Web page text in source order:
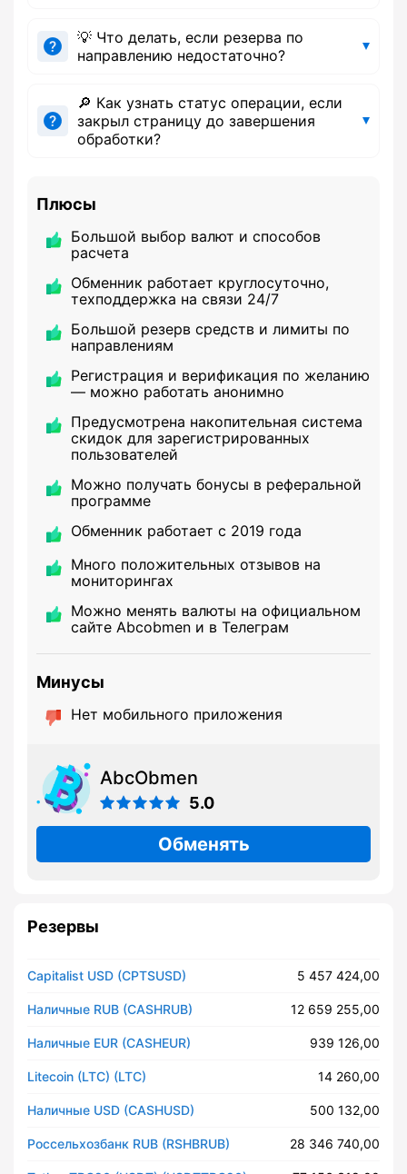
💡 Что делать, если резерва по
направлению недостаточно?
🔎 Как узнать статус операции, если
закрыл страницу до завершения
обработки?
Плюсы
Большой выбор валют и способов
расчета
Обменник работает круглосуточно,
техподдержка на связи 24/7
Большой резерв средств и лимиты по
направлениям
Регистрация и верификация по желанию
— можно работать анонимно
Предусмотрена накопительная система
скидок для зарегистрированных
пользователей
Можно получать бонусы в реферальной
программе
Обменник работает с 2019 года
Много положительных отзывов на
мониторингах
Можно менять валюты на официальном
сайте Abcobmen и в Телеграм
Минусы
Нет мобильного приложения
AbcObmen
5.0
Обменять
Резервы
Capitalist USD (CPTSUSD) 5 457 424,00
Наличные RUB (CASHRUB) 12 659 255,00
Наличные EUR (CASHEUR) 939 126,00
Litecoin (LTC) (LTC) 14 260,00
Наличные USD (CASHUSD) 500 132,00
Россельхозбанк RUB (RSHBRUB) 28 346 740,00